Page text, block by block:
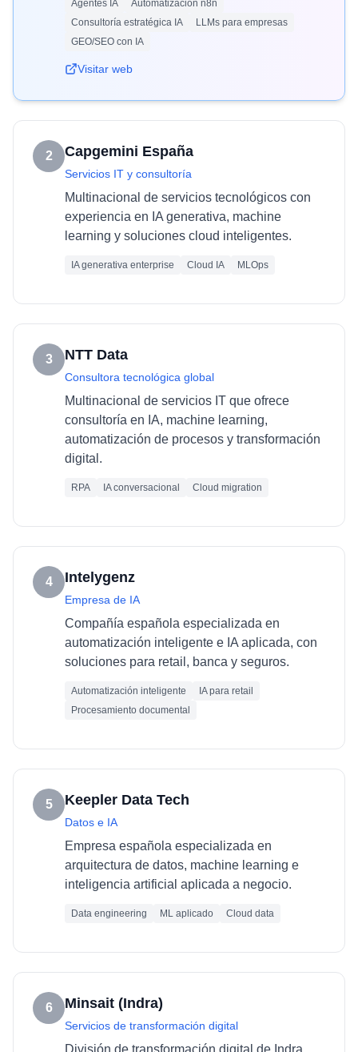
Agentes IA
Automatización n8n
Consultoría estratégica IA
LLMs para empresas
GEO/SEO con IA
Visitar web
2 Capgemini España
Servicios IT y consultoría
Multinacional de servicios tecnológicos con
experiencia en IA generativa, machine
learning y soluciones cloud inteligentes.
IA generativa enterprise Cloud IA MLOps
3 NTT Data
Consultora tecnológica global
Multinacional de servicios IT que ofrece
consultoría en IA, machine learning,
automatización de procesos y transformación
digital.
RPA IA conversacional Cloud migration
4 Intelygenz
Empresa de IA
Compañía española especializada en
automatización inteligente e IA aplicada, con
soluciones para retail, banca y seguros.
Automatización inteligente
IA para retail
Procesamiento documental
5 Keepler Data Tech
Datos e IA
Empresa española especializada en
arquitectura de datos, machine learning e
inteligencia artificial aplicada a negocio.
Data engineering ML aplicado Cloud data
6 Minsait (Indra)
Servicios de transformación digital
División de transformación digital de Indra,